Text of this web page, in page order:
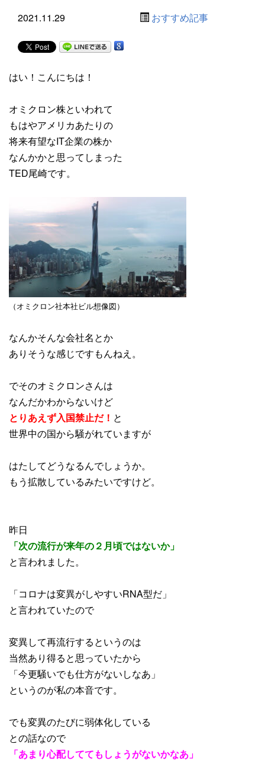
2021.11.29 おすすめ記事
はい！こんにちは！
オミクロン株といわれて
もはやアメリカあたりの
将来有望なIT企業の株か
なんかかと思ってしまった
TED尾崎です。
（オミクロン社本社ビル想像図）
なんかそんな会社名とか
ありそうな感じですもんねえ。
でそのオミクロンさんは
なんだかわからないけど
とりあえず入国禁止だ！ と
世界中の国から騒がれていますが
はたしてどうなるんでしょうか。
もう拡散しているみたいですけど。
昨日
「次の流行が来年の２月頃ではないか」
と言われました。
「コロナは変異がしやすいRNA型だ」
と言われていたので
変異して再流行するというのは
当然あり得ると思っていたから
「今更騒いでも仕方がないしなあ」
というのが私の本音です。
でも変異のたびに弱体化している
との話なので
「あまり心配しててもしょうがないかなあ」